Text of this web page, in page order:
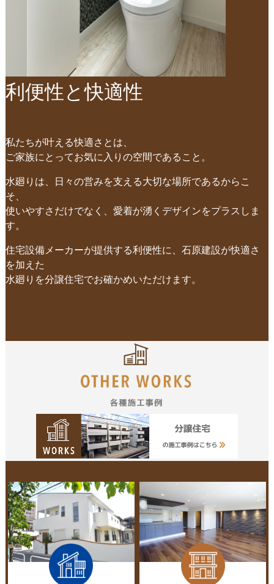
利便性と快適性
私たちが叶える快適さとは、
ご家族にとってお気に入りの空間であること。
水廻りは、日々の営みを支える大切な場所であるからこ
そ、
使いやすさだけでなく、愛着が湧くデザインをプラスしま
す。
住宅設備メーカーが提供する利便性に、石原建設が快適さ
を加えた
水廻りを分譲住宅でお確かめいただけます。
リノベー